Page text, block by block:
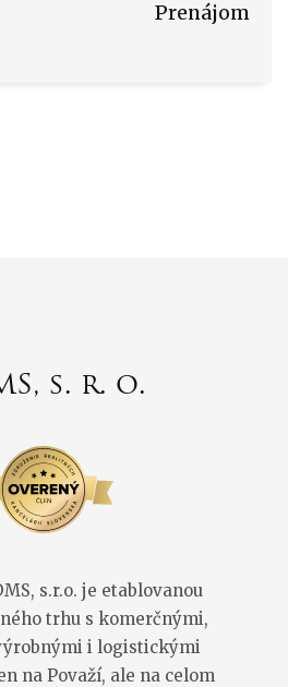
Prenájom
s. r. o.
s.r.o. je etablovanou
trhu s komerčnými,
i logistickými
na Považí, ale na celom